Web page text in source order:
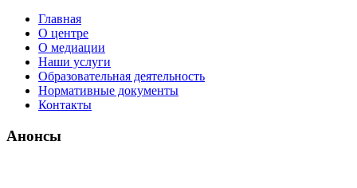
Главная
О центре
О медиации
Наши услуги
Образовательная деятельность
Нормативные документы
Контакты
Анонсы